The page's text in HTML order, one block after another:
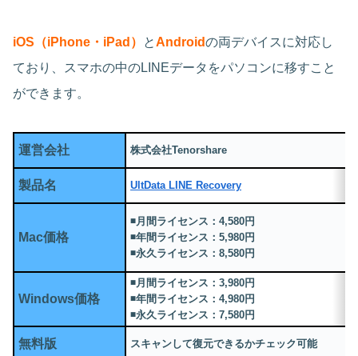
iOS（iPhone・iPad） とAndroidの両デバイスに対応し
ており、スマホの中のLINEデータをパソコンに移すこと
ができます。
運営会社 株式会社Tenorshare
製品名 UltData LINE Recovery
Mac価格
◾️月間ライセンス：4,580円
◾️年間ライセンス：5,980円
◾️永久ライセンス：8,580円
Windows価格
◾️月間ライセンス：3,980円
◾️年間ライセンス：4,980円
◾️永久ライセンス：7,580円
無料版 スキャンして復元できるかチェック可能